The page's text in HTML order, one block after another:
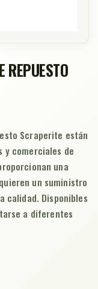
REPUESTO
Scraperite están
y comerciales de
una
un suministro
calidad. Disponibles
a diferentes